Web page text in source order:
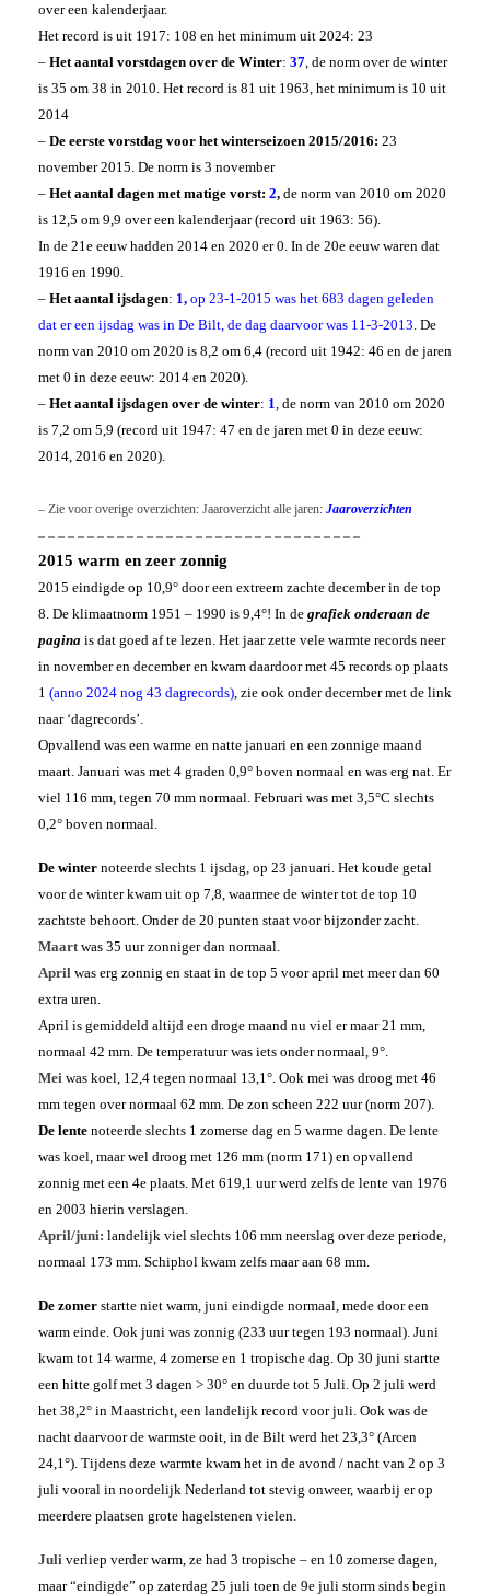
over een kalenderjaar.
Het record is uit 1917: 108 en het minimum uit 2024: 23
– Het aantal vorstdagen over de Winter: 37, de norm over de winter
is 35 om 38 in 2010. Het record is 81 uit 1963, het minimum is 10 uit
2014
– De eerste vorstdag voor het winterseizoen 2015/2016: 23
november 2015. De norm is 3 november
– Het aantal dagen met matige vorst: 2, de norm van 2010 om 2020
is 12,5 om 9,9 over een kalenderjaar (record uit 1963: 56).
In de 21e eeuw hadden 2014 en 2020 er 0. In de 20e eeuw waren dat
1916 en 1990.
– Het aantal ijsdagen: 1, op 23-1-2015 was het 683 dagen geleden
dat er een ijsdag was in De Bilt, de dag daarvoor was 11-3-2013. De
norm van 2010 om 2020 is 8,2 om 6,4 (record uit 1942: 46 en de jaren
met 0 in deze eeuw: 2014 en 2020).
– Het aantal ijsdagen over de winter: 1, de norm van 2010 om 2020
is 7,2 om 5,9 (record uit 1947: 47 en de jaren met 0 in deze eeuw:
2014, 2016 en 2020).
– Zie voor overige overzichten: Jaaroverzicht alle jaren: Jaaroverzichten
– – – – – – – – – – – – – – – – – – – – – – – – – – – – – – – – –
2015 warm en zeer zonnig
2015 eindigde op 10,9° door een extreem zachte december in de top
8. De klimaatnorm 1951 – 1990 is 9,4°! In de grafiek onderaan de
pagina is dat goed af te lezen. Het jaar zette vele warmte records neer
in november en december en kwam daardoor met 45 records op plaats
1 (anno 2024 nog 43 dagrecords), zie ook onder december met de link
naar ‘dagrecords’.
Opvallend was een warme en natte januari en een zonnige maand
maart. Januari was met 4 graden 0,9° boven normaal en was erg nat. Er
viel 116 mm, tegen 70 mm normaal. Februari was met 3,5°C slechts
0,2° boven normaal.
De winter noteerde slechts 1 ijsdag, op 23 januari. Het koude getal
voor de winter kwam uit op 7,8, waarmee de winter tot de top 10
zachtste behoort. Onder de 20 punten staat voor bijzonder zacht.
Maartwas 35 uur zonniger dan normaal.
April was erg zonnig en staat in de top 5 voor april met meer dan 60
extra uren.
April is gemiddeld altijd een droge maand nu viel er maar 21 mm,
normaal 42 mm. De temperatuur was iets onder normaal, 9°.
Mei was koel, 12,4 tegen normaal 13,1°. Ook mei was droog met 46
mm tegen over normaal 62 mm. De zon scheen 222 uur (norm 207).
De lente noteerde slechts 1 zomerse dag en 5 warme dagen. De lente
was koel, maar wel droog met 126 mm (norm 171) en opvallend
zonnig met een 4e plaats. Met 619,1 uur werd zelfs de lente van 1976
en 2003 hierin verslagen.
April/juni: landelijk viel slechts 106 mm neerslag over deze periode,
normaal 173 mm. Schiphol kwam zelfs maar aan 68 mm.
De zomer startte niet warm, juni eindigde normaal, mede door een
warm einde. Ook juni was zonnig (233 uur tegen 193 normaal). Juni
kwam tot 14 warme, 4 zomerse en 1 tropische dag. Op 30 juni startte
een hitte golf met 3 dagen > 30° en duurde tot 5 Juli. Op 2 juli werd
het 38,2° in Maastricht, een landelijk record voor juli. Ook was de
nacht daarvoor de warmste ooit, in de Bilt werd het 23,3° (Arcen
24,1°). Tijdens deze warmte kwam het in de avond / nacht van 2 op 3
juli vooral in noordelijk Nederland tot stevig onweer, waarbij er op
meerdere plaatsen grote hagelstenen vielen.
Juli verliep verder warm, ze had 3 tropische – en 10 zomerse dagen,
maar “eindigde” op zaterdag 25 juli toen de 9e juli storm sinds begin